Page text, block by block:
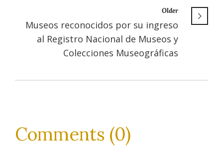
Older
Museos reconocidos por su ingreso
al Registro Nacional de Museos y
Colecciones Museográficas
Comments (0)